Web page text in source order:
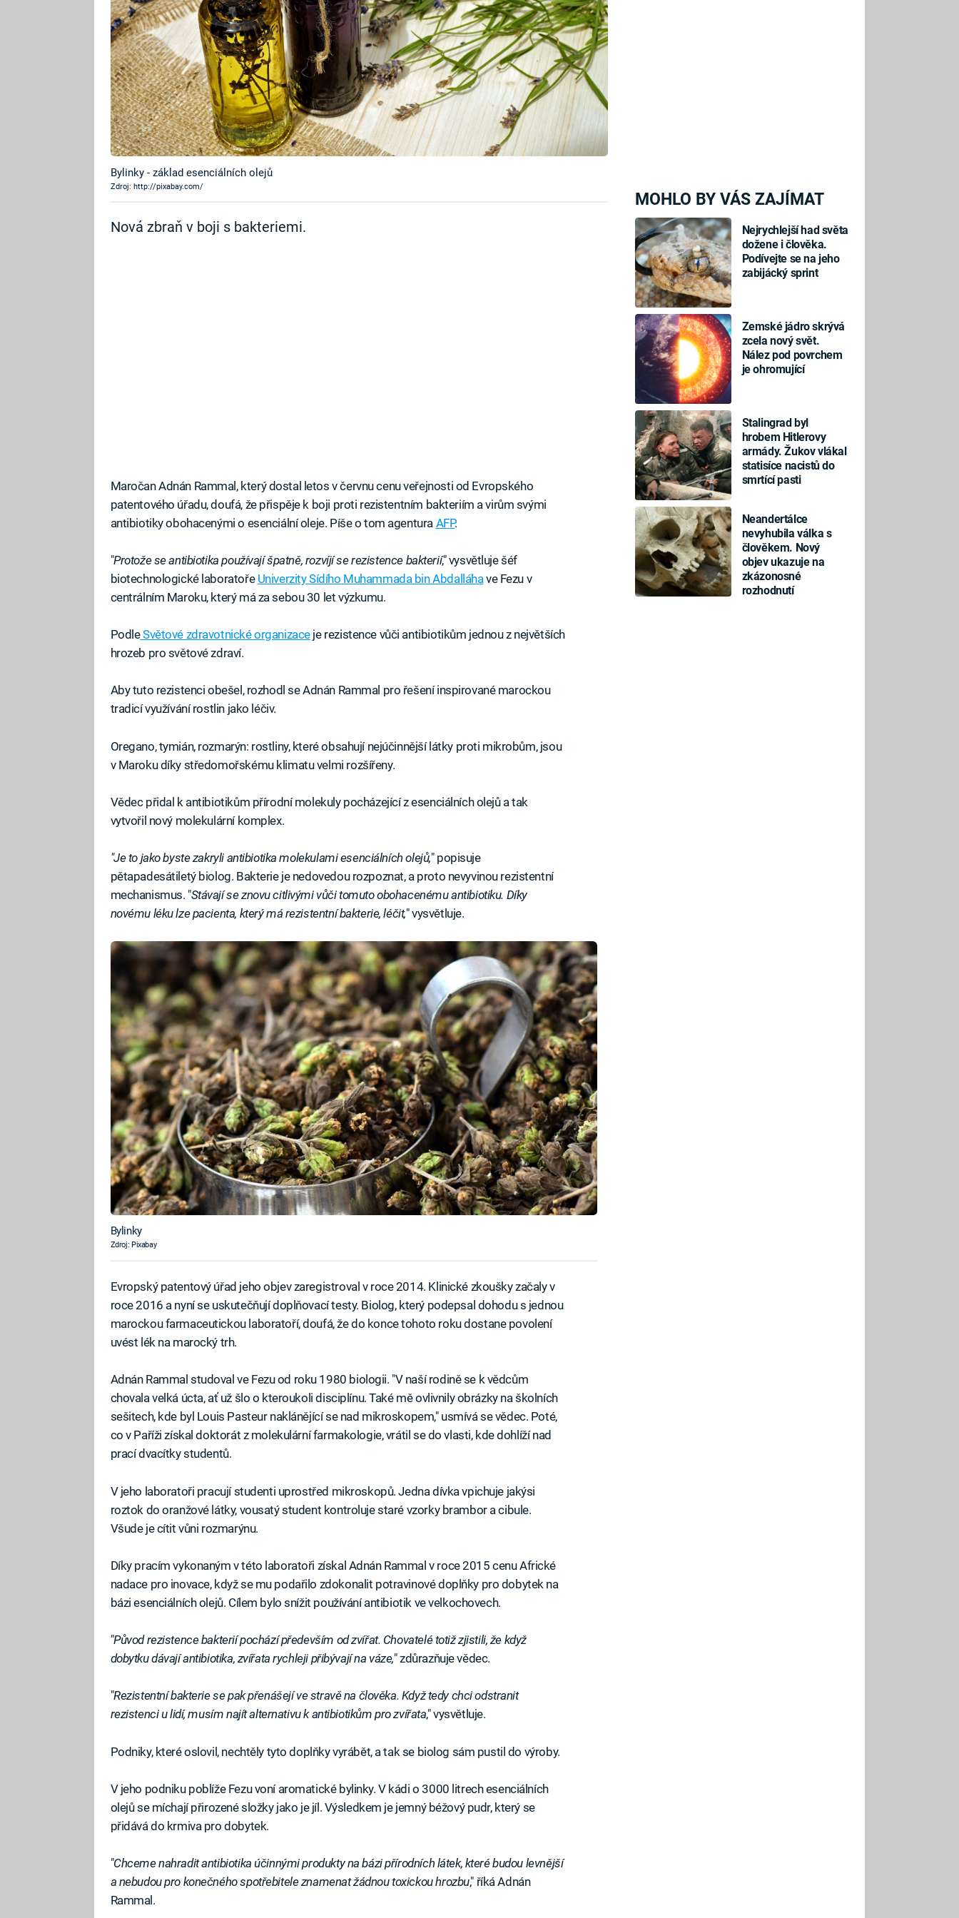
MOHLO BY VÁS ZAJÍMAT
Nejrychlejší had světa
dožene i člověka.
Podívejte se na jeho
zabijácký sprint
Zemské jádro skrývá
zcela nový svět.
Nález pod povrchem
je ohromující
Stalingrad byl
hrobem Hitlerovy
armády. Žukov vlákal
statisíce nacistů do
smrtící pasti
Neandertálce
nevyhubila válka s
člověkem. Nový
objev ukazuje na
zkázonosné
rozhodnutí
Bylinky - základ esenciálních olejů
Zdroj: http://pixabay.com/
Nová zbraň v boji s bakteriemi.
Maročan Adnán Rammal, který dostal letos v červnu cenu veřejnosti od Evropského
patentového úřadu, doufá, že přispěje k boji proti rezistentním bakteriím a virům svými
antibiotiky obohacenými o esenciální oleje. Píše o tom agentura AFP.
"Protože se antibiotika používají špatně, rozvíjí se rezistence bakterií," vysvětluje šéf
biotechnologické laboratoře Univerzity Sídího Muhammada bin Abdalláha ve Fezu v
centrálním Maroku, který má za sebou 30 let výzkumu.
PodleSvětové zdravotnické organizaceje rezistence vůči antibiotikům jednou z největších
hrozeb pro světové zdraví.
Aby tuto rezistenci obešel, rozhodl se Adnán Rammal pro řešení inspirované marockou
tradicí využívání rostlin jako léčiv.
Oregano, tymián, rozmarýn: rostliny, které obsahují nejúčinnější látky proti mikrobům, jsou
v Maroku díky středomořskému klimatu velmi rozšířeny.
Vědec přidal k antibiotikům přírodní molekuly pocházející z esenciálních olejů a tak
vytvořil nový molekulární komplex.
"Je to jako byste zakryli antibiotika molekulami esenciálních olejů," popisuje
pětapadesátiletý biolog. Bakterie je nedovedou rozpoznat, a proto nevyvinou rezistentní
mechanismus. "Stávají se znovu citlivými vůči tomuto obohacenému antibiotiku. Díky
novému léku lze pacienta, který má rezistentní bakterie, léčit," vysvětluje.
Bylinky
Zdroj: Pixabay
Evropský patentový úřad jeho objev zaregistroval v roce 2014. Klinické zkoušky začaly v
roce 2016 a nyní se uskutečňují doplňovací testy. Biolog, který podepsal dohodu s jednou
marockou farmaceutickou laboratoří, doufá, že do konce tohoto roku dostane povolení
uvést lék na marocký trh.
Adnán Rammal studoval ve Fezu od roku 1980 biologii. "V naší rodině se k vědcům
chovala velká úcta, ať už šlo o kteroukoli disciplínu. Také mě ovlivnily obrázky na školních
sešitech, kde byl Louis Pasteur naklánějící se nad mikroskopem," usmívá se vědec. Poté,
co v Paříži získal doktorát z molekulární farmakologie, vrátil se do vlasti, kde dohlíží nad
prací dvacítky studentů.
V jeho laboratoři pracují studenti uprostřed mikroskopů. Jedna dívka vpichuje jakýsi
roztok do oranžové látky, vousatý student kontroluje staré vzorky brambor a cibule.
Všude je cítit vůni rozmarýnu.
Díky pracím vykonaným v této laboratoři získal Adnán Rammal v roce 2015 cenu Africké
nadace pro inovace, když se mu podařilo zdokonalit potravinové doplňky pro dobytek na
bázi esenciálních olejů. Cílem bylo snížit používání antibiotik ve velkochovech.
"Původ rezistence bakterií pochází především od zvířat. Chovatelé totiž zjistili, že když
dobytku dávají antibiotika, zvířata rychleji přibývají na váze," zdůrazňuje vědec.
"Rezistentní bakterie se pak přenášejí ve stravě na člověka. Když tedy chci odstranit
rezistenci u lidí, musím najít alternativu k antibiotikům pro zvířata," vysvětluje.
Podniky, které oslovil, nechtěly tyto doplňky vyrábět, a tak se biolog sám pustil do výroby.
V jeho podniku poblíže Fezu voní aromatické bylinky. V kádi o 3000 litrech esenciálních
olejů se míchají přirozené složky jako je jíl. Výsledkem je jemný béžový pudr, který se
přidává do krmiva pro dobytek.
"Chceme nahradit antibiotika účinnými produkty na bázi přírodních látek, které budou levnější
a nebudou pro konečného spotřebitele znamenat žádnou toxickou hrozbu," říká Adnán
Rammal.